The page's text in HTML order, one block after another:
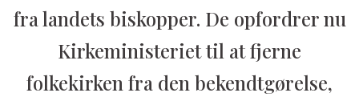
fra landets biskopper. De opfordrer nu
Kirkeministeriet til at fjerne
folkekirken fra den bekendtgørelse,